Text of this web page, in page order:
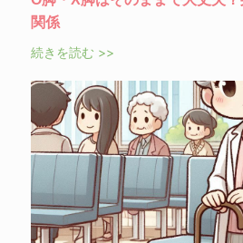
関係
続きを読む >>